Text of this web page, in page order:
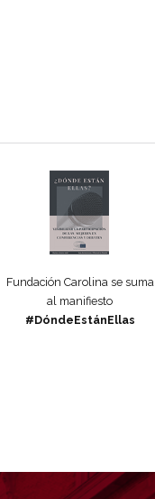
Fundación Carolina se suma
al manifiesto
#DóndeEstánEllas